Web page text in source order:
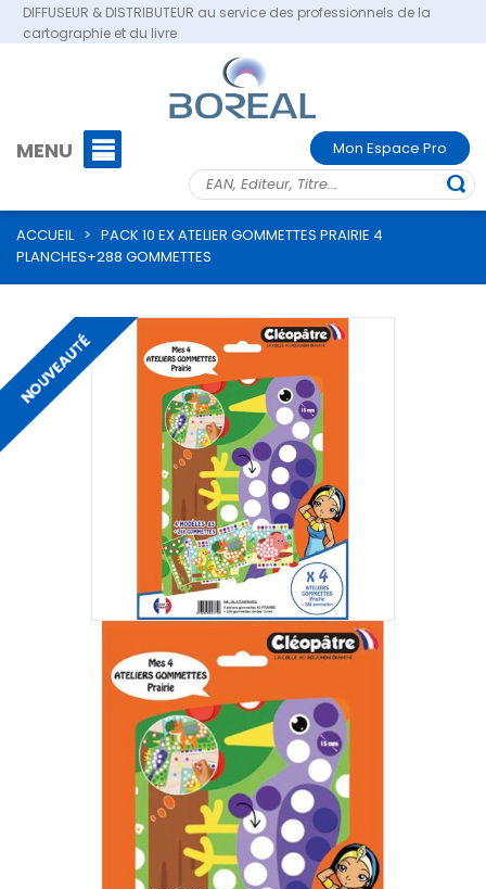
DIFFUSEUR & DISTRIBUTEUR au service des professionnels de la
cartographie et du livre
MENU Mon Espace Pro
ACCUEIL > PACK 10 EX ATELIER GOMMETTES PRAIRIE 4
PLANCHES+288 GOMMETTES